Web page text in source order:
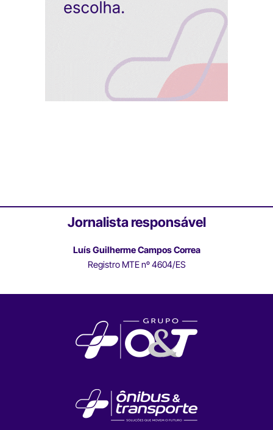
Jornalista responsável
Luís Guilherme Campos Correa
Registro MTE nº 4604/ES